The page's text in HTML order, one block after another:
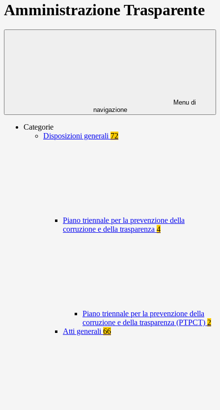
Amministrazione Trasparente
Menu di
navigazione
Categorie
Disposizioni generali 72
Piano triennale per la prevenzione della
corruzione e della trasparenza 4
Piano triennale per la prevenzione della
corruzione e della trasparenza (PTPCT) 2
Atti generali 66